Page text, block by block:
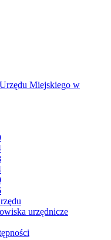
Miejskiego w
urzędnicze